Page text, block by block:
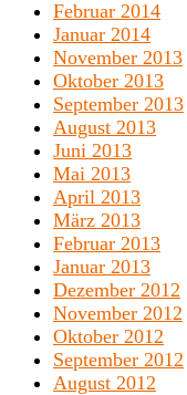
Februar 2014
Januar 2014
November 2013
Oktober 2013
September 2013
August 2013
Juni 2013
Mai 2013
April 2013
März 2013
Februar 2013
Januar 2013
Dezember 2012
November 2012
Oktober 2012
September 2012
August 2012